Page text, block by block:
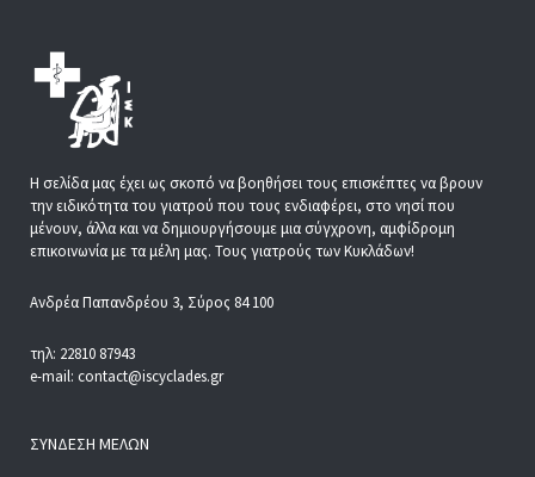
Η σελίδα μας έχει ως σκοπό να βοηθήσει τους επισκέπτες να βρουν
την ειδικότητα του γιατρού που τους ενδιαφέρει, στο νησί που
μένουν, άλλα και να δημιουργήσουμε μια σύγχρονη, αμφίδρομη
επικοινωνία με τα μέλη μας. Τους γιατρούς των Κυκλάδων!
Ανδρέα Παπανδρέου 3, Σύρος 84 100
τηλ: 22810 87943
e-mail: contact@iscyclades.gr
ΣΎΝΔΕΣΗ ΜΕΛΏΝ